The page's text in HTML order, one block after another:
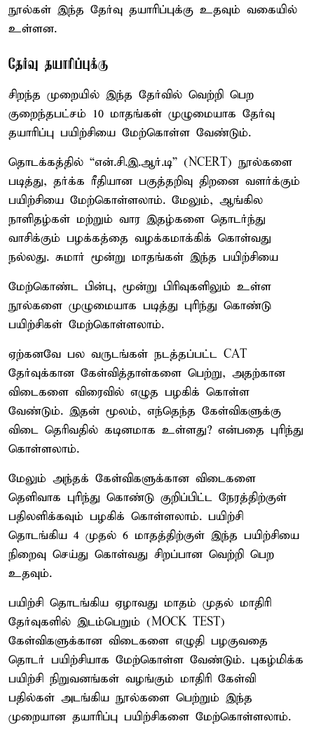
நூல்கள் இந்த தேர்வு தயாரிப்புக்கு உதவும் வகையில்
உள்ளன.
தேர்வு தயாரிப்புக்கு
சிறந்த முறையில் இந்த தேர்வில் வெற்றி பெற
குறைந்தபட்சம் 10 மாதங்கள் முழுமையாக தேர்வு
தயாரிப்பு பயிற்சியை மேற்கொள்ள வேண்டும்.
தொடக்கத்தில் “என்.சி.இ.ஆர்.டி” (NCERT) நூல்களை
படித்து, தர்க்க ரீதியான பகுத்தறிவு திறனை வளர்க்கும்
பயிற்சியை மேற்கொள்ளலாம். மேலும், ஆங்கில
நாளிதழ்கள் மற்றும் வார இதழ்களை தொடர்ந்து
வாசிக்கும் பழக்கத்தை வழக்கமாக்கிக் கொள்வது
நல்லது. சுமார் மூன்று மாதங்கள் இந்த பயிற்சியை
மேற்கொண்ட பின்பு, மூன்று பிரிவுகளிலும் உள்ள
நூல்களை முழுமையாக படித்து புரிந்து கொண்டு
பயிற்சிகள் மேற்கொள்ளலாம்.
ஏற்கனவே பல வருடங்கள் நடத்தப்பட்ட CAT
தேர்வுக்கான கேள்வித்தாள்களை பெற்று, அதற்கான
விடைகளை விரைவில் எழுத பழகிக் கொள்ள
வேண்டும். இதன் மூலம், எந்தெந்த கேள்விகளுக்கு
விடை தெரிவதில் கடினமாக உள்ளது? என்பதை புரிந்து
கொள்ளலாம்.
மேலும் அந்தக் கேள்விகளுக்கான விடைகளை
தெளிவாக புரிந்து கொண்டு குறிப்பிட்ட நேரத்திற்குள்
பதிலளிக்கவும் பழகிக் கொள்ளலாம். பயிற்சி
தொடங்கிய 4 முதல் 6 மாதத்திற்குள் இந்த பயிற்சியை
நிறைவு செய்து கொள்வது சிறப்பான வெற்றி பெற
உதவும்.
பயிற்சி தொடங்கிய ஏழாவது மாதம் முதல் மாதிரி
தேர்வுகளில் இடம்பெறும் (MOCK TEST)
கேள்விகளுக்கான விடைகளை எழுதி பழகுவதை
தொடர் பயிற்சியாக மேற்கொள்ள வேண்டும். புகழ்மிக்க
பயிற்சி நிறுவனங்கள் வழங்கும் மாதிரி கேள்வி
பதில்கள் அடங்கிய நூல்களை பெற்றும் இந்த
முறையான தயாரிப்பு பயிற்சிகளை மேற்கொள்ளலாம்.